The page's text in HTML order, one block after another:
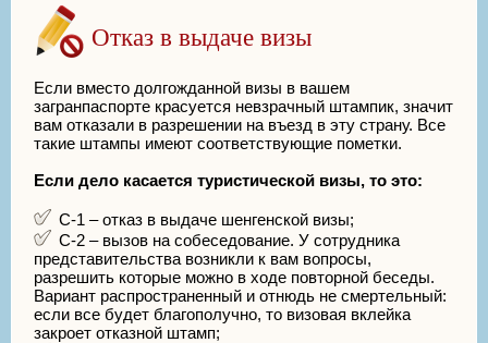
Отказ в выдаче визы
Если вместо долгожданной визы в вашем
загранпаспорте красуется невзрачный штампик, значит
вам отказали в разрешении на въезд в эту страну. Все
такие штампы имеют соответствующие пометки.
Если дело касается туристической визы, то это:
С-1 – отказ в выдаче шенгенской визы;
С-2 – вызов на собеседование. У сотрудника
представительства возникли к вам вопросы,
разрешить которые можно в ходе повторной беседы.
Вариант распространенный и отнюдь не смертельный:
если все будет благополучно, то визовая вклейка
закроет отказной штамп;